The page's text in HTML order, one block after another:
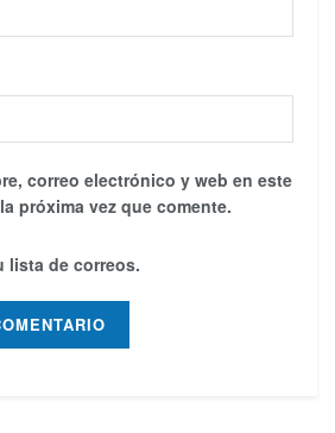
correo electrónico y web en este
próxima vez que comente.
lista de correos.